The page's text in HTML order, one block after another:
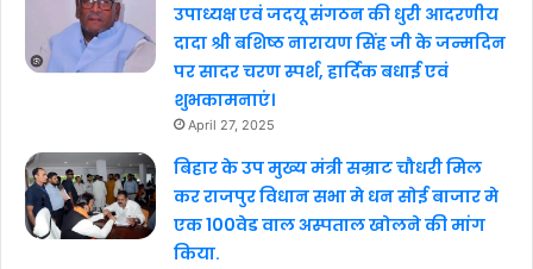
उपाध्यक्ष एवं जदयू संगठन की धुरी आदरणीय
दादा श्री बशिष्ठ नारायण सिंह जी के जन्मदिन
पर सादर चरण स्पर्श, हार्दिक बधाई एवं
शुभकामनाएं।
April 27, 2025
बिहार के उप मुख्य मंत्री सम्राट चौधरी मिल
कर राजपुर विधान सभा मे धन सोई बाजार मे
एक 100वेड वाल अस्पताल खोलने की मांग
किया.